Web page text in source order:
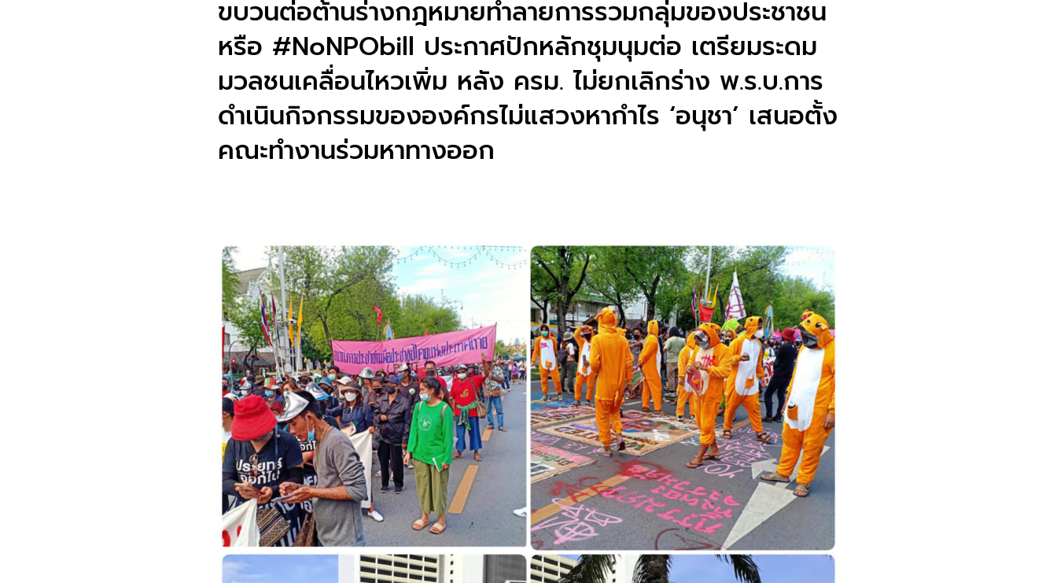
ขบวนต่อต้านร่างกฎหมายทำลายการรวมกลุ่มของประชาชน
หรือ #NoNPObill ประกาศปักหลักชุมนุมต่อ เตรียมระดม
มวลชนเคลื่อนไหวเพิ่ม หลัง ครม. ไม่ยกเลิกร่าง พ.ร.บ.การ
ดำเนินกิจกรรมขององค์กรไม่แสวงหากำไร ‘อนุชา’ เสนอตั้ง
คณะทำงานร่วมหาทางออก